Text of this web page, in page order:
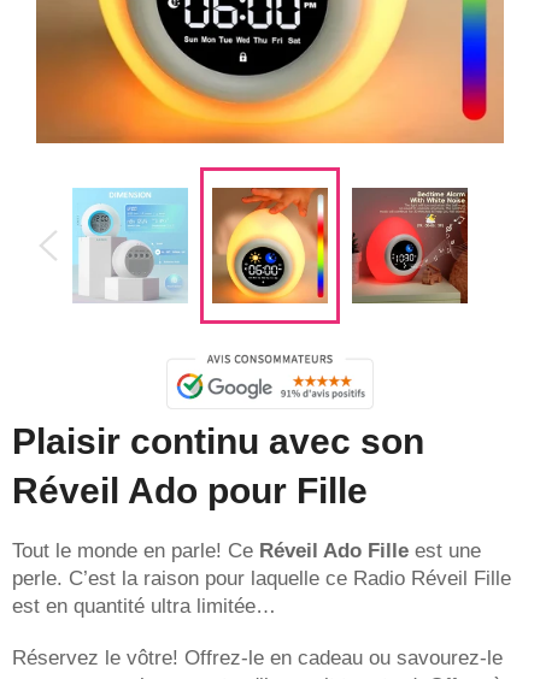
Plaisir continu avec son
Réveil Ado pour Fille
Tout le monde en parle! Ce Réveil Ado Fille est une
perle. C’est la raison pour laquelle ce Radio Réveil Fille
est en quantité ultra limitée…
Réservez le vôtre! Offrez-le en cadeau ou savourez-le